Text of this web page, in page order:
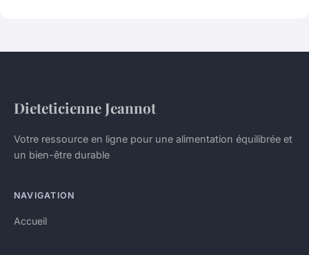
Dieteticienne Jeannot
Votre ressource en ligne pour une alimentation équilibrée et
un bien-être durable
NAVIGATION
Accueil